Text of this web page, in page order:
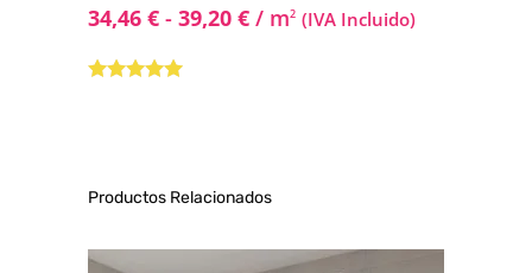
34,46 € - 39,20 € / m2 (IVA Incluido)
Productos Relacionados